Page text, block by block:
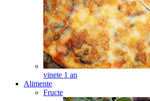
vinete 1 an
Alimente
Fructe